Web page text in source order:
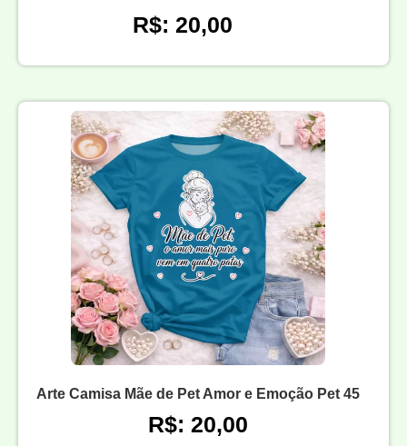
R$: 20,00
Arte Camisa Mãe de Pet Amor e Emoção Pet 45
R$: 20,00